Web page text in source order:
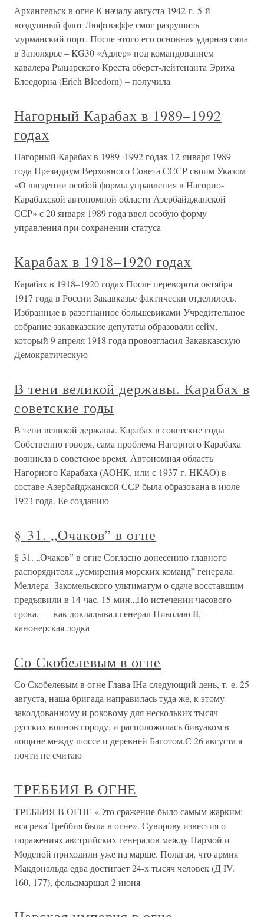
Архангельск в огне К началу августа 1942 г. 5-й
воздушный флот Люфтваффе смог разрушить
мурманский порт. После этого его основная ударная сила
в Заполярье – KG30 «Адлер» под командованием
кавалера Рыцарского Креста оберст-лейтенанта Эриха
Блоедорна (Erich Bloedorn) – получила
Нагорный Карабах в 1989–1992
годах
Нагорный Карабах в 1989–1992 годах 12 января 1989
года Президиум Верховного Совета СССР своим Указом
«О введении особой формы управления в Нагорно-
Карабахской автономной области Азербайджанской
ССР» с 20 января 1989 года ввел особую форму
управления при сохранении статуса
Карабах в 1918–1920 годах
Карабах в 1918–1920 годах После переворота октября
1917 года в России Закавказье фактически отделилось.
Избранные в разогнанное большевиками Учредительное
собрание закавказские депутаты образовали сейм,
который 9 апреля 1918 года провозгласил Закавказскую
Демократическую
В тени великой державы. Карабах в
советские годы
В тени великой державы. Карабах в советские годы
Собственно говоря, сама проблема Нагорного Карабаха
возникла в советское время. Автономная область
Нагорного Карабаха (АОНК, или с 1937 г. НКАО) в
составе Азербайджанской ССР была образована в июле
1923 года. Ее созданию
§ 31. „Очаков” в огне
§ 31. „Очаков” в огне Согласно донесению главного
распорядителя „усмирения морских команд” генерала
Меллера- Закомельского ультиматум о сдаче восставшим
предъявили в 14 час. 15 мин.„По истечении часового
срока, — как докладывал генерал Николаю II, —
канонерская лодка
Со Скобелевым в огне
Со Скобелевым в огне Глава IНа следующий день, т. е. 25
августа, наша бригада направилась туда же, к этому
заколдованному и роковому для нескольких тысяч
русских воинов городу, и расположилась бивуаком в
лощине между шоссе и деревней Баготом.С 26 августа я
почти не считаю
ТРЕББИЯ В ОГНЕ
ТРЕББИЯ В ОГНЕ «Это сражение было самым жарким:
вся река Треббия была в огне». Суворову известия о
поражениях австрийских генералов между Пармой и
Моденой приходили уже на марше. Полагая, что армия
Макдональда едва достигает 24-х тысяч человек (Д IV.
160, 177), фельдмаршал 2 июня